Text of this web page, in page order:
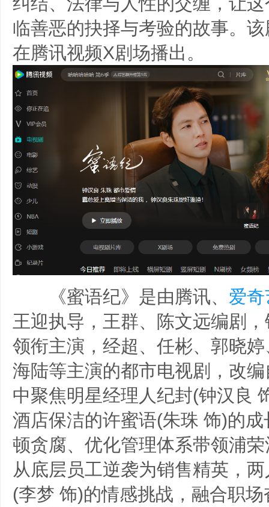
临善恶的抉择与考验的故事。
在腾讯视频X剧场播出。
《蜜语纪》是由腾讯、 爱奇
王迎执导，王群、陈文远编剧
领衔主演，经超、任彬、郭晓
海陆等主演的都市电视剧，改
中聚焦明星经理人纪封(钟汉良
酒店保洁的许蜜语(朱珠 饰)的
顿贪腐、优化管理体系带领浦
从底层员工逆袭为销售精英，
(李梦 饰)的情感挑战，融合职